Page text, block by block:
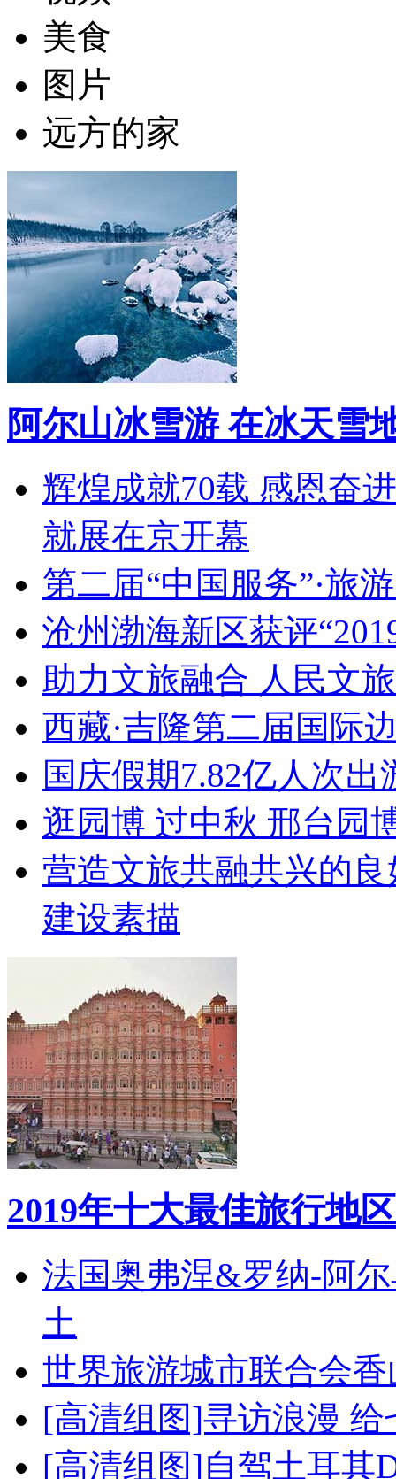
美食
图片
远方的家
阿尔山冰雪游 在冰天雪
辉煌成就70载 感恩奋
就展在京开幕
第二届“中国服务”·旅
沧州渤海新区获评
助力文旅融合 人民文
西藏·吉隆第二届国际
国庆假期7.82亿人次
逛园博 过中秋 邢台园
营造文旅共融共兴的
建设素描
2019年十大最佳旅行地区
法国奥弗涅&罗纳-阿
土
世界旅游城市联合会
[高清组图]寻访浪漫
[高清组图]自驾土耳其